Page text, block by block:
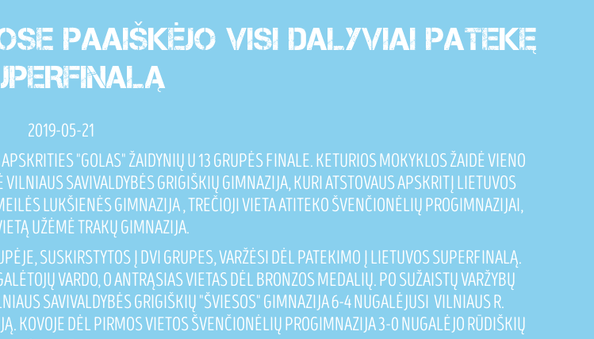
PAAIŠKĖJO VISI DALYVIAI PATEKĘ
2019-05-21
"GOLAS" ŽAIDYNIŲ U 13 GRUPĖS FINALE. KETURIOS MOKYKLOS ŽAIDĖ VIENO
SAVIVALDYBĖS GRIGIŠKIŲ GIMNAZIJA, KURI ATSTOVAUS APSKRITĮ LIETUVOS
LUKŠIENĖS GIMNAZIJA , TREČIOJI VIETA ATITEKO ŠVENČIONĖLIŲ PROGIMNAZIJAI,
UŽĖMĖ TRAKŲ GIMNAZIJA.
SUSKIRSTYTOS Į DVI GRUPES, VARŽĖSI DĖL PATEKIMO Į LIETUVOS SUPERFINALĄ.
VARDO, O ANTRĄSIAS VIETAS DĖL BRONZOS MEDALIŲ. PO SUŽAISTŲ VARŽYBŲ
SAVIVALDYBĖS GRIGIŠKIŲ "ŠVIESOS" GIMNAZIJA 6-4 NUGALĖJUSI VILNIAUS R.
KOVOJE DĖL PIRMOS VIETOS ŠVENČIONĖLIŲ PROGIMNAZIJA 3-0 NUGALĖJO RŪDIŠKIŲ